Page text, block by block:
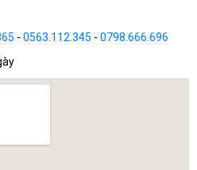
tạo không giới hạn. Đối với
- 0563.112.345 - 0798.666.696